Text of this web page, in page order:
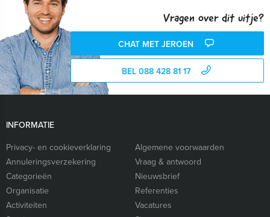
Vragen over dit uitje?
CHAT MET JEROEN
BEL 088 428 81 17
INFORMATIE
Privacy- en cookieverklaring
Algemene voorwaarden
Annuleringsverzekering
Vraag & antwoord
Categorieën
Nieuwsbrief
Organisatie
Referenties
Activiteiten
Vacatures